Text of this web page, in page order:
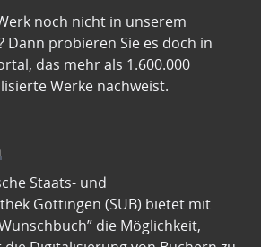
noch nicht in unserem
Dann probieren Sie es doch in
das mehr als 1.600.000
Werke nachweist.
Staats- und
Göttingen (SUB) bietet mit
die Möglichkeit,